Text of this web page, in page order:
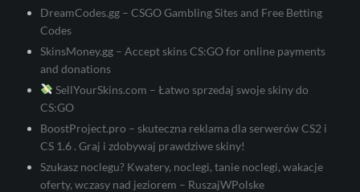
DreamCodes.gg – CSGO Gambling Sites and Free Betting
Codes
SkinsMoney.gg – Accept skins CS:GO for online payments
and donations
SellYourSkins.com – Łatwo sprzedaj swoje skiny do
CS:GO
BoostProject.pro – skuteczna reklama dla serwerów CS2 i
CS 1.6 . Graj i zdobywaj prawdziwe skiny!
Szukasz noclegu? Kwatery, noclegi, tanie noclegi, wakacje
oferty, wczasy nad jeziorem – RuszajWPolske